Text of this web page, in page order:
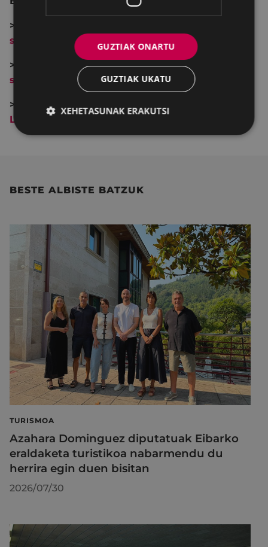
>>>
sustatzeko programa (2021)
>>>
TIG soldaduraren arloan enplegua
sustatzeko programa (2021)
>>>
Gizarteratzeko eta laneratzeko “ZUEKIN-
LAN” laguntza programa (2021)
BESTE ALBISTE BATZUK
TURISMOA
Azahara Dominguez diputatuak Eibarko
eraldaketa turistikoa nabarmendu du
herrira egin duen bisitan
2026/07/30
GUZTIAK ONARTU
GUZTIAK UKATU
XEHETASUNAK ERAKUTSI